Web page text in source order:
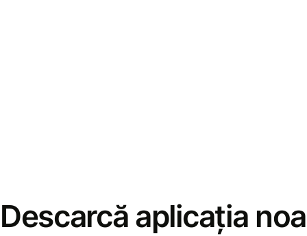
Descarcă aplicația